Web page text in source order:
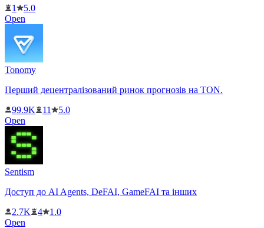
1
5.0
Open
Tonomy
Перший децентралізований ринок прогнозів на TON.
99.9K
11
5.0
Open
Sentism
Доступ до AI Agents, DeFAI, GameFAI та інших
2.7K
4
1.0
Open